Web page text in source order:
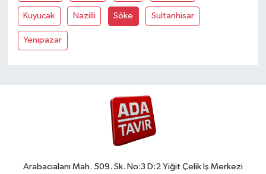
Kuyucak Nazilli Söke Sultanhisar
Yenipazar
Arabacıalanı Mah. 509. Sk. No:3 D:2 Yiğit Çelik İş Merkezi